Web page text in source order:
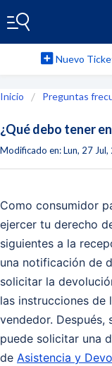
Nuevo
Inicio Preguntas
¿Qué debo tener
Modificado en: Lun, 27 Jul,
Como consumidor
ejercer tu derecho
siguientes a la
una notificación de
solicitar la
las instrucciones de
vendedor. Después,
puede solicitar una
de Asistencia y